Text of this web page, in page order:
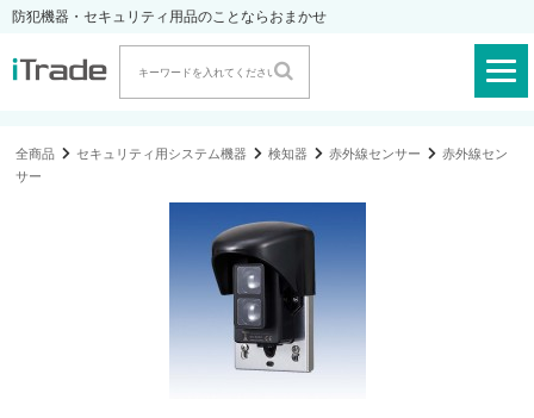
防犯機器・セキュリティ用品のことならおまかせ
全商品 セキュリティ用システム機器 検知器 赤外線センサー
赤外線セン
サー